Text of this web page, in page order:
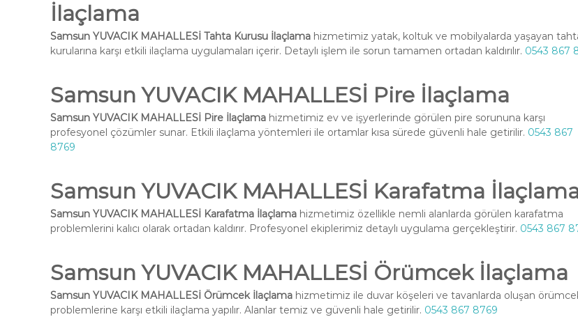
İlaçlama
Samsun YUVACIK MAHALLESİ Tahta Kurusu İlaçlama hizmetimiz yatak, koltuk ve mobilyalarda yaşayan
kurularına karşı etkili ilaçlama uygulamaları içerir. Detaylı işlem ile sorun tamamen ortadan kaldırılır. 0543 867
Samsun YUVACIK MAHALLESİ Pire İlaçlama
Samsun YUVACIK MAHALLESİ Pire İlaçlama hizmetimiz ev ve işyerlerinde görülen pire sorununa karşı
profesyonel çözümler sunar. Etkili ilaçlama yöntemleri ile ortamlar kısa sürede güvenli hale getirilir. 0543 867
8769
Samsun YUVACIK MAHALLESİ Karafatma
Samsun YUVACIK MAHALLESİ Karafatma İlaçlama hizmetimiz özellikle nemli alanlarda görülen karafatma
problemlerini kalıcı olarak ortadan kaldırır. Profesyonel ekiplerimiz detaylı uygulama gerçekleştirir. 0543 867
Samsun YUVACIK MAHALLESİ Örümcek İlaçlama
Samsun YUVACIK MAHALLESİ Örümcek İlaçlama hizmetimiz ile duvar köşeleri ve tavanlarda oluşan
problemlerine karşı etkili ilaçlama yapılır. Alanlar temiz ve güvenli hale getirilir. 0543 867 8769